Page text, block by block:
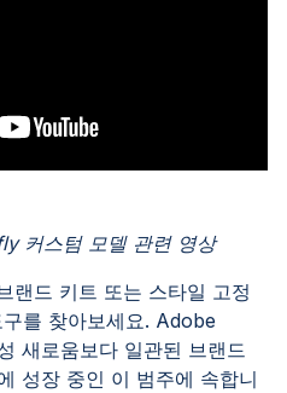
커스텀 모델 관련 영상
랜드 키트 또는 스타일 고정
를 찾아보세요. Adobe
새로움보다 일관된 브랜드
성장 중인 이 범주에 속합니